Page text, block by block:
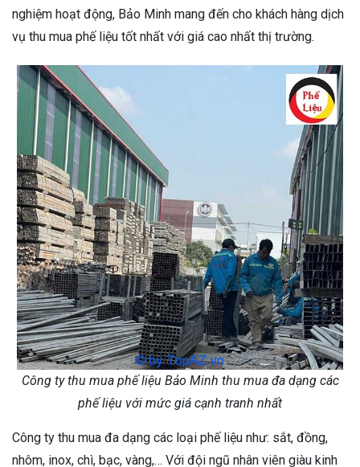
nghiệm hoạt động, Bảo Minh mang đến cho khách hàng dịch
vụ thu mua phế liệu tốt nhất với giá cao nhất thị trường.
Công ty thu mua phế liệu Bảo Minh thu mua đa dạng các
phế liệu với mức giá cạnh tranh nhất
Công ty thu mua đa dạng các loại phế liệu như: sắt, đồng,
nhôm, inox, chì, bạc, vàng,… Với đội ngũ nhân viên giàu kinh